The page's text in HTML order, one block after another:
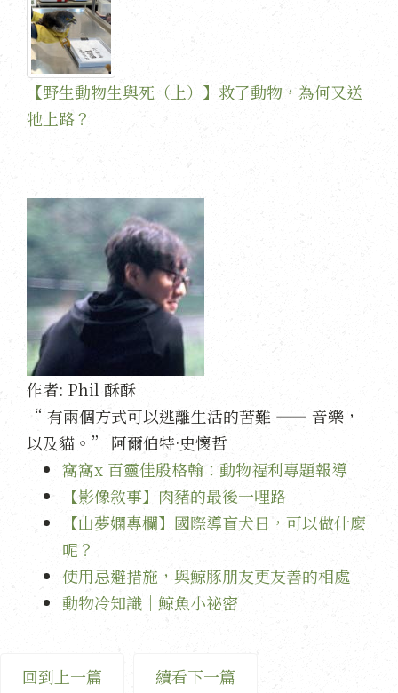
【野生動物生與死（上）】救了動物，為何又送
牠上路？
作者: Phil 酥酥
“ 有兩個方式可以逃離生活的苦難 —— 音樂，
以及貓。” 阿爾伯特·史懷哲
窩窩x 百靈佳殷格翰：動物福利專題報導
【影像敘事】肉豬的最後一哩路
【山夢嫻專欄】國際導盲犬日，可以做什麼
呢？
使用忌避措施，與鯨豚朋友更友善的相處
動物冷知識｜鯨魚小祕密
回到上一篇 續看下一篇